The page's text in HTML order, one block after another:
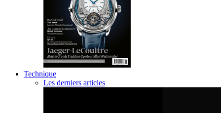
Technique
Les derniers articles